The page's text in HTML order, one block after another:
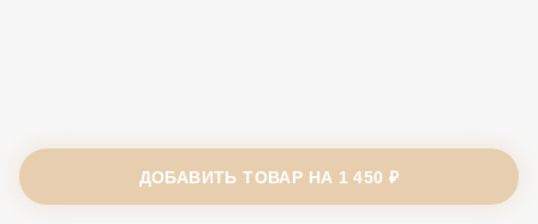
ДОБАВИТЬ ТОВАР НА 1 450 ₽